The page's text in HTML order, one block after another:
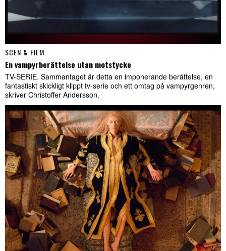
SCEN & FILM
En vampyrberättelse utan motstycke
TV-SERIE. Sammantaget är detta en imponerande berättelse, en
fantastiskt skickligt klippt tv-serie och ett omtag på vampyrgenren,
skriver Christoffer Andersson.